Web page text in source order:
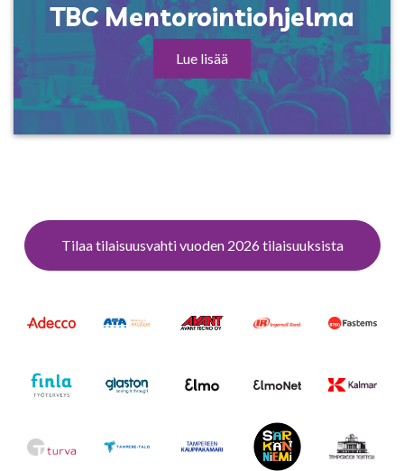
TBC Mentorointiohjelma
Lue lisää
Tilaa tilaisuusvahti vuoden 2026 tilaisuuksista